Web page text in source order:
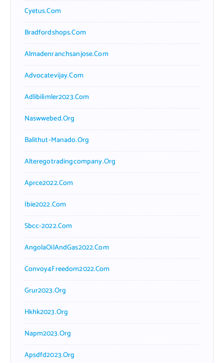
Cyetus.com
Bradfordshops.com
Almadenranchsanjose.com
Advocatevijay.com
Adlibilimler2023.com
Naswwebed.org
Balithut-Manado.org
Alteregotradingcompany.org
Aprce2022.com
Ibie2022.com
Sbcc-2022.com
AngolaOilAndGas2022.com
Convoy4Freedom2022.com
Grur2023.org
Hkhk2023.org
Napm2023.org
Apsdfd2023.org